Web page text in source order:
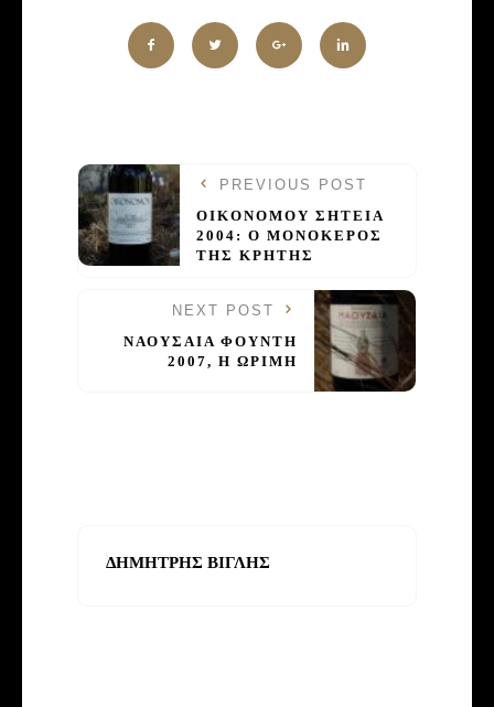
PREVIOUS POST
OIKONOMOY ΣΗΤΕΙΑ
2004: Ο ΜΟΝΟΚΕΡΟΣ
ΤΗΣ ΚΡΗΤΗΣ
NEXT POST
ΝΑΟΥΣΑΙΑ ΦΟΥΝΤΗ
2007, Η ΩΡΙΜΗ
ΔΗΜΗΤΡΗΣ ΒΙΓΛΗΣ